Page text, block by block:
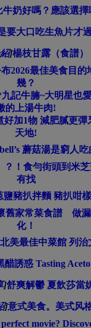
牛奶好嗎？應該選擇
要大口吃生魚片才
]楊枝甘露（食譜）
2026最佳美食目
幾？
記牛腩~大明星也
的上湯牛肉!
好加1物 減肥膩更
天地!
蘑菇湯是窮人
！食勻街頭到米
有找
豬扒拌麵 豬扒咁
舊家常菜食譜 做
化！
美最佳中菜館 列
醋誘惑 Tasting
]舒爽解鬱 夏飲莎當
]意式美食。美式风
movie?